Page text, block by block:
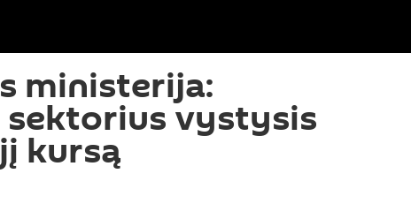
ministerija:
vystysis
kursą